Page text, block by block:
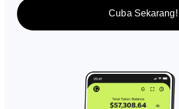
Cuba Sekarang!